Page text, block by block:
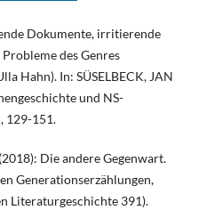
Dokumente, irritierende
des Genres
Hahn). In: SÜSELBECK, JAN
und NS-
129-151.
Die andere Gegenwart.
Generationserzählungen,
Literaturgeschichte 391).